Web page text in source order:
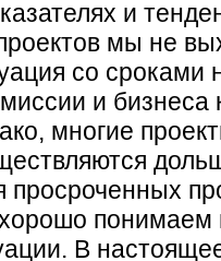
и
мы не
со сроками
и бизнеса
многие
просроченных
понимаем
В